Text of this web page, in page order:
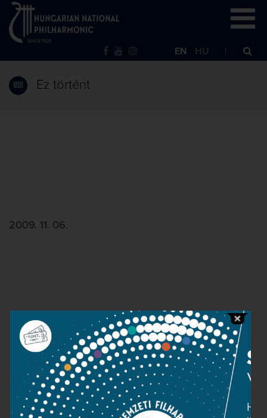
EN HU
Ez történt
2009. 11. 06.
Contact
Public information
Press room
Terms and privacy
Imprint